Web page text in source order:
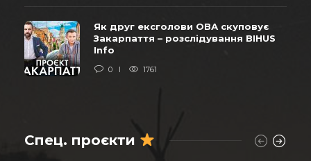
Як друг ексголови ОВА скуповує
Закарпаття – розслідування BIHUS
Info
0 1761
Спец. проєкти